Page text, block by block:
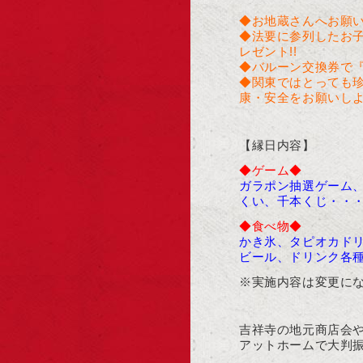
◆お地蔵さんへお願
◆法要に参列したお
レゼント!!
◆バルーン交換券で
◆関東ではとっても
康・安全をお願いし
【縁日内容】
◆ゲーム◆
ガラポン抽選ゲーム
くい、 千本くじ・・
◆食べ物◆
かき氷、タピオカド
ビール、ドリンク各
※実施内容は変更に
吉祥寺の地元商店会
アットホームで大判